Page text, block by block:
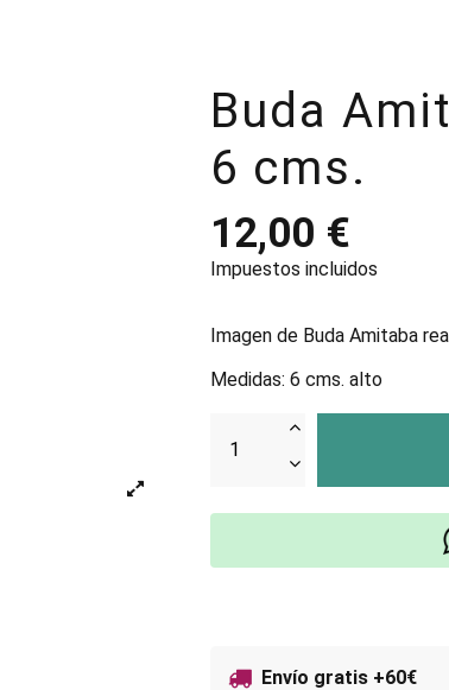
Buda
6 cms.
12,00 €
Impuestos incluidos
Imagen de Buda Amitaba
Medidas: 6 cms. alto
Envío gratis +60€